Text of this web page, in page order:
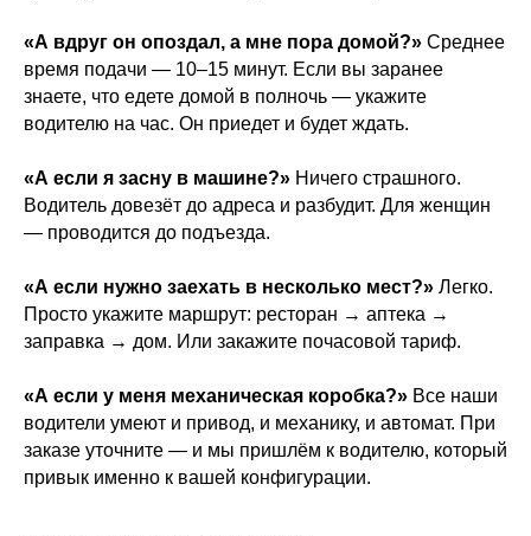
«А вдруг он опоздал, а мне пора домой?» Среднее
время подачи — 10–15 минут. Если вы заранее
знаете, что едете домой в полночь — укажите
водителю на час. Он приедет и будет ждать.
«А если я засну в машине?» Ничего страшного.
Водитель довезёт до адреса и разбудит. Для женщин
— проводится до подъезда.
«А если нужно заехать в несколько мест?» Легко.
Просто укажите маршрут: ресторан → аптека →
заправка → дом. Или закажите почасовой тариф.
«А если у меня механическая коробка?» Все наши
водители умеют и привод, и механику, и автомат. При
заказе уточните — и мы пришлём к водителю, который
привык именно к вашей конфигурации.